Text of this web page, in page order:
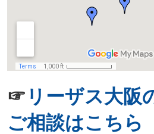
☞ リーザス大阪
ご相談はこちら